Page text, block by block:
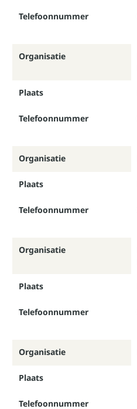
Telefoonnummer
Organisatie
Plaats
Telefoonnummer
Organisatie
Plaats
Telefoonnummer
Organisatie
Plaats
Telefoonnummer
Organisatie
Plaats
Telefoonnummer